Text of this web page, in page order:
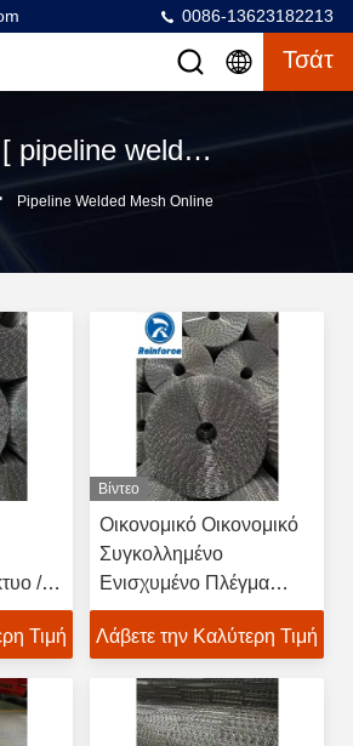
0086-13623182213
Τσάτ
Keywords [ pipeline welded mesh ] Match 120 προϊόντα
Pipeline Welded Mesh Online
/
Τιμή
Βίντεο
Οικονομικό Οικονομικό
Συγκολλημένο
Ενισχυμένο Πλέγμα
Σωληνώσεων
Λάβετε την Καλύτερη Τιμή